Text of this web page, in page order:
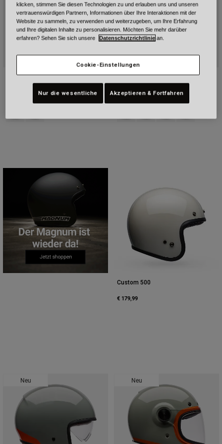
Custom 500 Crate Race Star DLX Flex Strike
€ 949,99
Custom 500
€ 179,99
Neu Neu
klicken, stimmen Sie diesen Technologien zu und erlauben uns und unseren
vertrauenswürdigen Partnern, Informationen über Ihre Interaktionen mit der
Website zu sammeln, zu verwenden und weiterzugeben, um Ihre Erfahrung
und Ihre digitalen Inhalte zu personalisieren. Möchten Sie mehr darüber
erfahren? Sehen Sie sich unsere
Datenschutzrichtlinie an.
Cookie-Einstellungen
Nur die wesentliche Akzeptieren & Fortfahren